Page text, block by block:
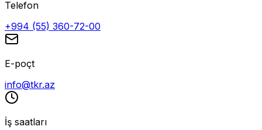
Telefon
+994 (55) 360-72-00
E-poçt
info@tkr.az
İş saatları